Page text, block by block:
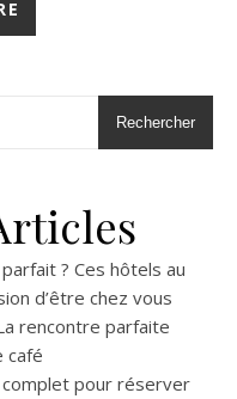
Rechercher
? Ces hôtels au
d’être chez vous
rencontre parfaite
café
complet pour réserver